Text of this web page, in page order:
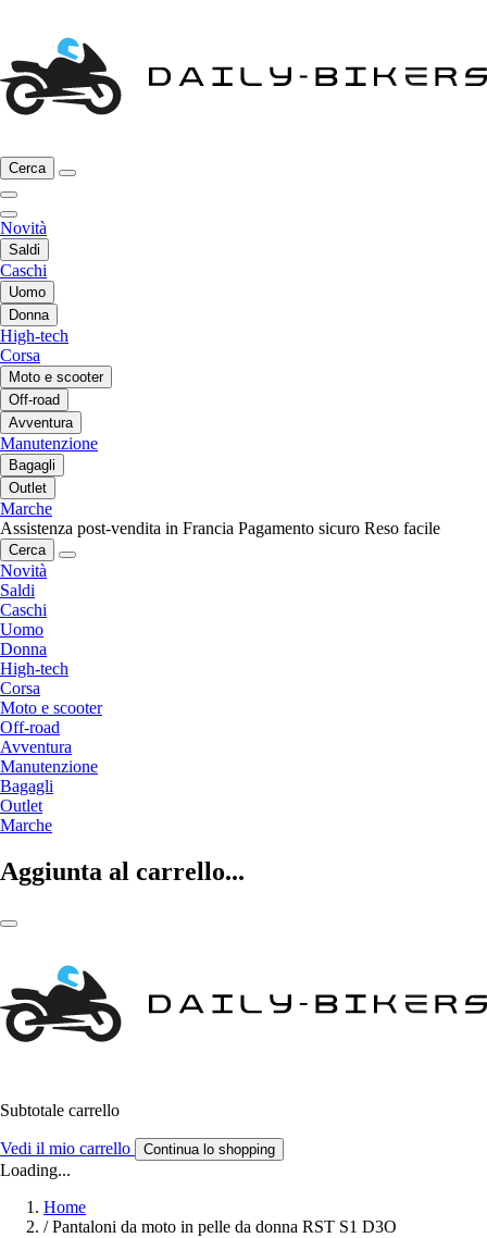
Cerca
Novità
Saldi
Caschi
Uomo
Donna
High-tech
Corsa
Moto e scooter
Off-road
Avventura
Manutenzione
Bagagli
Outlet
Marche
Assistenza post-vendita in Francia Pagamento sicuro Reso facile
Cerca
Novità
Saldi
Caschi
Uomo
Donna
High-tech
Corsa
Moto e scooter
Off-road
Avventura
Manutenzione
Bagagli
Outlet
Marche
Aggiunta al carrello...
Subtotale carrello
Vedi il mio carrello Continua lo shopping
Loading...
Home
/ Pantaloni da moto in pelle da donna RST S1 D3O